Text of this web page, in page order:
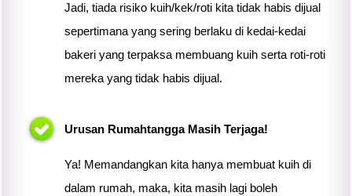
Jadi, tiada risiko kuih/kek/roti kita tidak habis dijual
sepertimana yang sering berlaku di kedai-kedai
bakeri yang terpaksa membuang kuih serta roti-roti
mereka yang tidak habis dijual.
Urusan Rumahtangga Masih Terjaga!
Ya! Memandangkan kita hanya membuat kuih di
dalam rumah, maka, kita masih lagi boleh